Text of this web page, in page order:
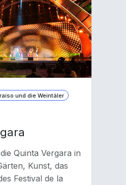
und die Weintäler
Quinta Vergara in
Kunst, das
Festival de la